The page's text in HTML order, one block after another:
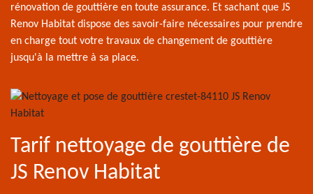
rénovation de gouttière en toute assurance. Et sachant que JS
Renov Habitat dispose des savoir-faire nécessaires pour prendre
en charge tout votre travaux de changement de gouttière
jusqu'à la mettre à sa place.
Tarif nettoyage de gouttière de
JS Renov Habitat